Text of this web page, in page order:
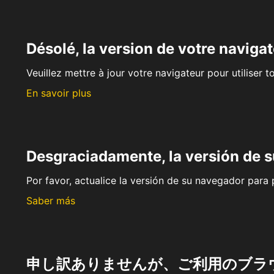
Désolé, la version de votre
Veuillez mettre à jour votre navigateur pour utiliser
En savoir plus
Desgraciadamente, la versión de
Por favor, actualice la versión de su navegador
Saber más
申し訳ありませんが、ご利用のブ